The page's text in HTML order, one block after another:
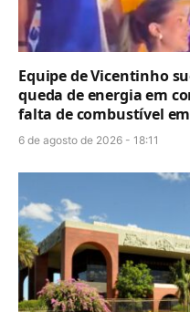
Equipe de Vicentinho
queda de energia em
falta de combustível
6 de agosto de 2026 - 18:11